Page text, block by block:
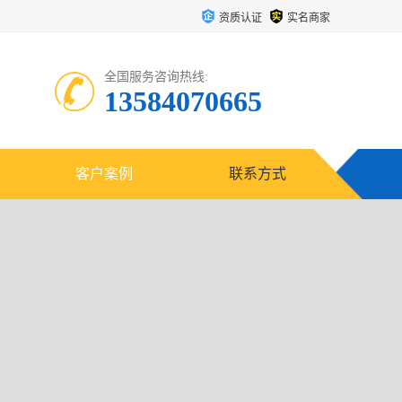
资质认证 实名商家
全国服务咨询热线:
13584070665
客户案例 联系方式